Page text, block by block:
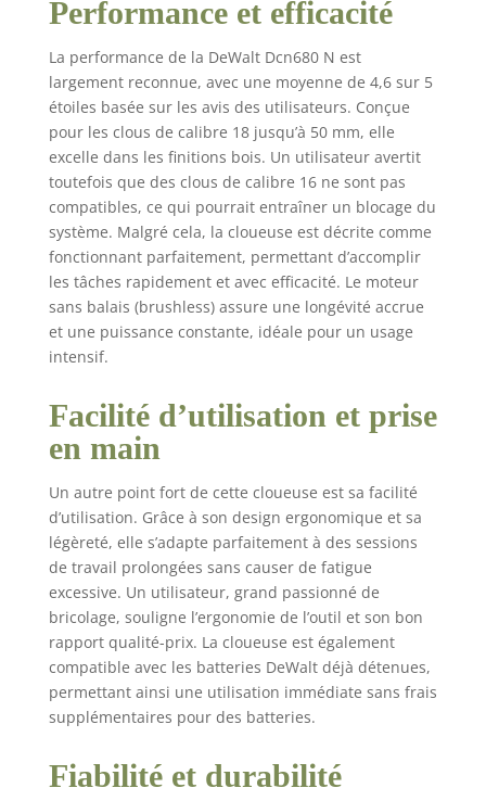
Performance et efficacité
La performance de la DeWalt Dcn680 N est
largement reconnue, avec une moyenne de 4,6 sur 5
étoiles basée sur les avis des utilisateurs. Conçue
pour les clous de calibre 18 jusqu’à 50 mm, elle
excelle dans les finitions bois. Un utilisateur avertit
toutefois que des clous de calibre 16 ne sont pas
compatibles, ce qui pourrait entraîner un blocage du
système. Malgré cela, la cloueuse est décrite comme
fonctionnant parfaitement, permettant d’accomplir
les tâches rapidement et avec efficacité. Le moteur
sans balais (brushless) assure une longévité accrue
et une puissance constante, idéale pour un usage
intensif.
Facilité d’utilisation et prise
en main
Un autre point fort de cette cloueuse est sa facilité
d’utilisation. Grâce à son design ergonomique et sa
légèreté, elle s’adapte parfaitement à des sessions
de travail prolongées sans causer de fatigue
excessive. Un utilisateur, grand passionné de
bricolage, souligne l’ergonomie de l’outil et son bon
rapport qualité-prix. La cloueuse est également
compatible avec les batteries DeWalt déjà détenues,
permettant ainsi une utilisation immédiate sans frais
supplémentaires pour des batteries.
Fiabilité et durabilité